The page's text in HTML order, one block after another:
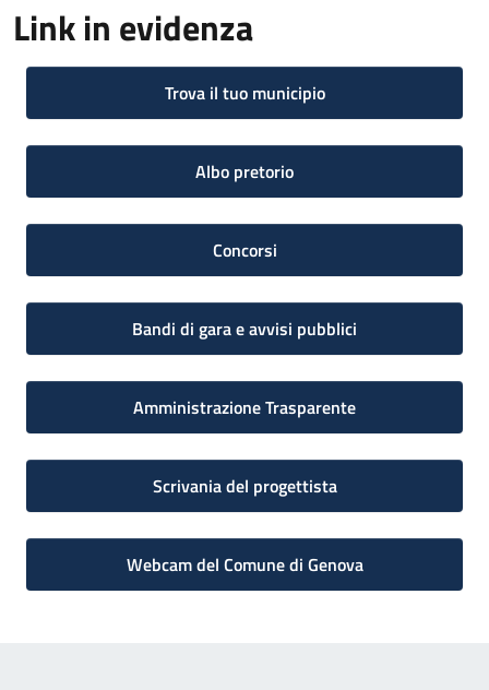
Link in evidenza
Trova il tuo municipio
Albo pretorio
Concorsi
Bandi di gara e avvisi pubblici
Amministrazione Trasparente
Scrivania del progettista
Webcam del Comune di Genova